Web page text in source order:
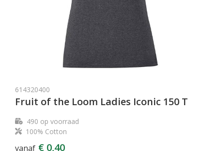
614320400
Fruit of the Loom Ladies Iconic 150 T
490 op voorraad
100% Cotton
vanaf € 0,40